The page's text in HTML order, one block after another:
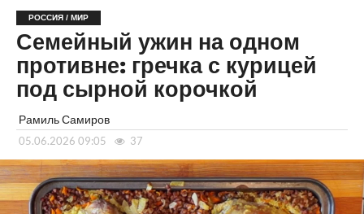
РОССИЯ / МИР
Семейный ужин на одном
противне: гречка с курицей
под сырной корочкой
Рамиль Самиров
05.06.2026 09:05 37